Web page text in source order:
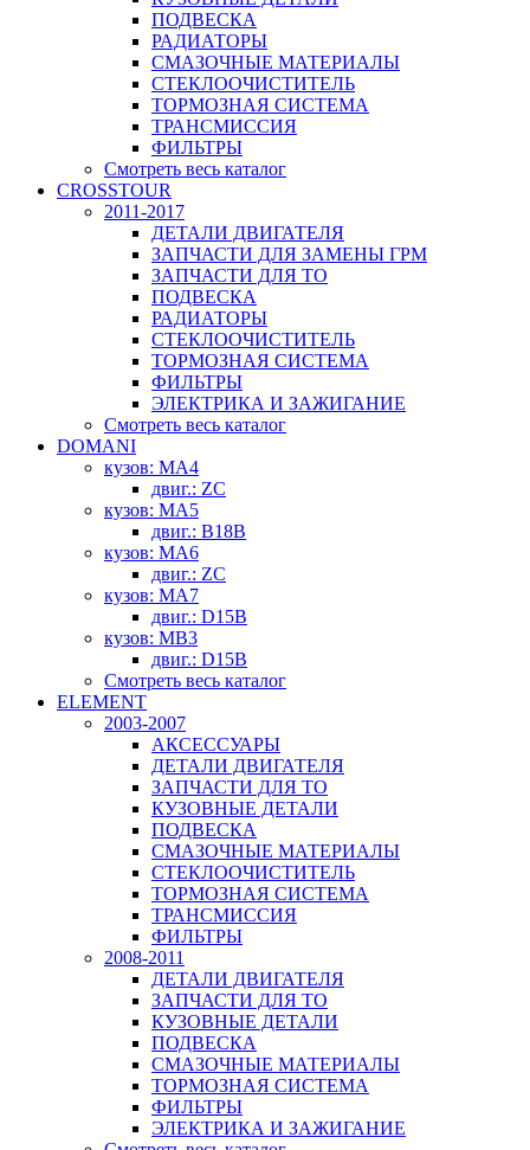
ПОДВЕСКА
РАДИАТОРЫ
СМАЗОЧНЫЕ МАТЕРИАЛЫ
СТЕКЛООЧИСТИТЕЛЬ
ТОРМОЗНАЯ СИСТЕМА
ТРАНСМИССИЯ
ФИЛЬТРЫ
Смотреть весь каталог
CROSSTOUR
2011-2017
ДЕТАЛИ ДВИГАТЕЛЯ
ЗАПЧАСТИ ДЛЯ ЗАМЕНЫ ГРМ
ЗАПЧАСТИ ДЛЯ ТО
ПОДВЕСКА
РАДИАТОРЫ
СТЕКЛООЧИСТИТЕЛЬ
ТОРМОЗНАЯ СИСТЕМА
ФИЛЬТРЫ
ЭЛЕКТРИКА И ЗАЖИГАНИЕ
Смотреть весь каталог
DOMANI
кузов: MA4
двиг.: ZC
кузов: MA5
двиг.: B18B
кузов: MA6
двиг.: ZC
кузов: MA7
двиг.: D15B
кузов: MB3
двиг.: D15B
Смотреть весь каталог
ELEMENT
2003-2007
АКСЕССУАРЫ
ДЕТАЛИ ДВИГАТЕЛЯ
ЗАПЧАСТИ ДЛЯ ТО
КУЗОВНЫЕ ДЕТАЛИ
ПОДВЕСКА
СМАЗОЧНЫЕ МАТЕРИАЛЫ
СТЕКЛООЧИСТИТЕЛЬ
ТОРМОЗНАЯ СИСТЕМА
ТРАНСМИССИЯ
ФИЛЬТРЫ
2008-2011
ДЕТАЛИ ДВИГАТЕЛЯ
ЗАПЧАСТИ ДЛЯ ТО
КУЗОВНЫЕ ДЕТАЛИ
ПОДВЕСКА
СМАЗОЧНЫЕ МАТЕРИАЛЫ
ТОРМОЗНАЯ СИСТЕМА
ФИЛЬТРЫ
ЭЛЕКТРИКА И ЗАЖИГАНИЕ